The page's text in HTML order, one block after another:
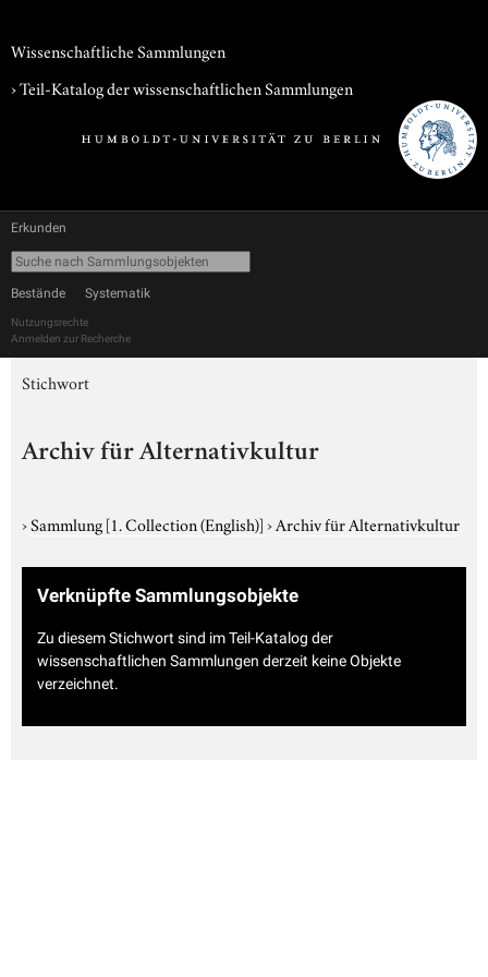
Wissenschaftliche Sammlungen
› Teil-Katalog der wissenschaftlichen Sammlungen
Erkunden
Bestände Systematik
Nutzungsrechte
Anmelden zur Recherche
Stichwort
Archiv für Alternativkultur
›Sammlung[1. Collection (English)]›Archiv für Alternativkultur
Verknüpfte Sammlungsobjekte
Zu diesem Stichwort sind im Teil-Katalog der
wissenschaftlichen Sammlungen derzeit keine Objekte
verzeichnet.